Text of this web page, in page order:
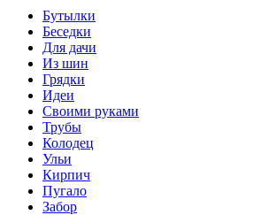
Бутылки
Беседки
Для дачи
Из шин
Грядки
Идеи
Своими руками
Трубы
Колодец
Ульи
Кирпич
Пугало
Забор